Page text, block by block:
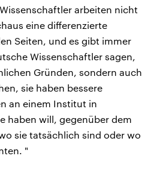
arbeiten nicht
eine differenzierte
Seiten, und es gibt immer
Wissenschaftler sagen,
Gründen, sondern auch
sie haben bessere
an einem Institut in
haben will, gegenüber dem
sie tatsächlich sind oder wo
"